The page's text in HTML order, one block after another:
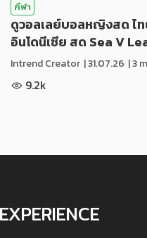
กีฬา
ดูวอลเลย์บอลหญิงสด ไ
อินโดนีเซีย สด Sea V
Intrend Creator |31.07.26 | 3
9.2k